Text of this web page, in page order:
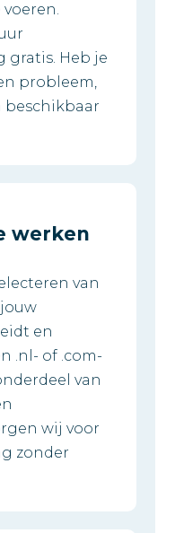
gratis. Heb je
probleem,
beschikbaar
werken
van
en
.nl- of .com-
van
wij voor
zonder